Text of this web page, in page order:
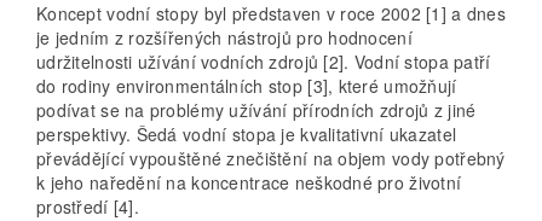
Koncept vodní stopy byl představen v roce 2002 [1] a dnes
je jedním z rozšířených nástrojů pro hodnocení
udržitelnosti užívání vodních zdrojů [2]. Vodní stopa patří
do rodiny environmentálních stop [3], které umožňují
podívat se na problémy užívání přírodních zdrojů z jiné
perspektivy. Šedá vodní stopa je kvalitativní ukazatel
převádějící vypouštěné znečištění na objem vody potřebný
k jeho naředění na koncentrace neškodné pro životní
prostředí [4].